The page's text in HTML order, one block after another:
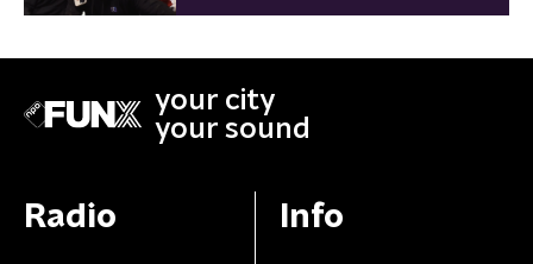
your city
your sound
Radio Info